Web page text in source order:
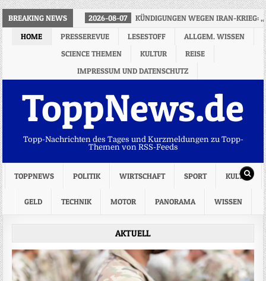
BREAKING NEWS 2026-08-07
KÜNDIGUNGEN WEGEN IRAN-KRIEG:
HOME
PRESSEREVUE LESESTOFF
ALLGEM. WISSEN
SCIENCE THEMEN
KULTUR
REISE
IMPRESSUM UND DATENSCHUTZ
ToppNews.de
Topp-Nachrichten des Tages und Kurzmeldungen zu Topp-
Themen von RSS-Feeds
TOPPNEWS POLITIK WIRTSCHAFT SPORT KULTUR
GELD TECHNIK MOTOR PANORAMA WISSEN
AKTUELL